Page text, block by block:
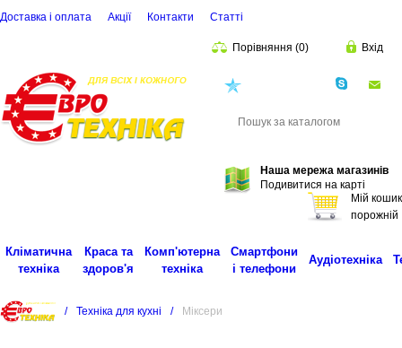
Доставка і оплата Акції Контакти Статті
Порівняння (0) Вхід
Наша мережа магазинів
Подивитися на карті
Мій кошик
порожній
Кліматична
техніка
Краса та
здоров'я
Комп'ютерна
техніка
Смартфони
і телефони
Аудіотехніка
/ Техніка для кухні / Міксери